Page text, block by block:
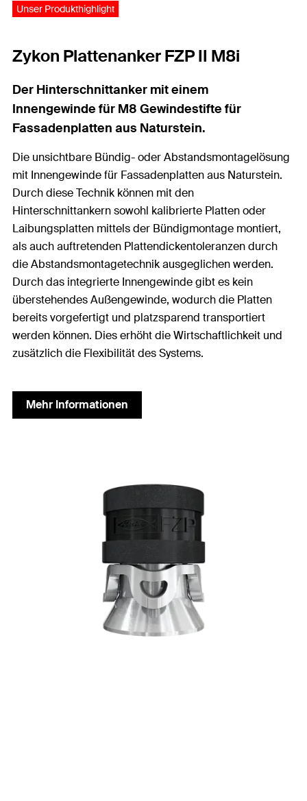
Unser Produkthighlight
Zykon Plattenanker FZP II M8i
Der Hinterschnittanker mit einem
Innengewinde für M8 Gewindestifte für
Fassadenplatten aus Naturstein.
Die unsichtbare Bündig- oder Abstandsmontagelösung
mit Innengewinde für Fassadenplatten aus Naturstein.
Durch diese Technik können mit den
Hinterschnittankern sowohl kalibrierte Platten oder
Laibungsplatten mittels der Bündigmontage montiert,
als auch auftretenden Plattendickentoleranzen durch
die Abstandsmontagetechnik ausgeglichen werden.
Durch das integrierte Innengewinde gibt es kein
überstehendes Außengewinde, wodurch die Platten
bereits vorgefertigt und platzsparend transportiert
werden können. Dies erhöht die Wirtschaftlichkeit und
zusätzlich die Flexibilität des Systems.
Mehr Informationen